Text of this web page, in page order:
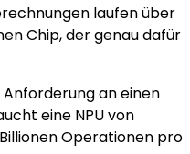
laufen über
Chip, der genau dafür
an einen
eine NPU von
Operationen pro